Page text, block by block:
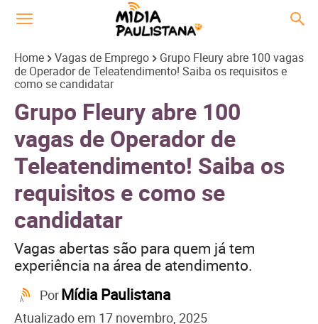
Home Vagas de Emprego
Grupo Fleury abre 100 vagas
de Operador de Teleatendimento! Saiba os requisitos e
como se candidatar
Grupo Fleury abre 100
vagas de Operador de
Teleatendimento! Saiba os
requisitos e como se
candidatar
Vagas abertas são para quem já tem
experiência na área de atendimento.
PorMídia Paulistana
Atualizado em 17 novembro, 2025